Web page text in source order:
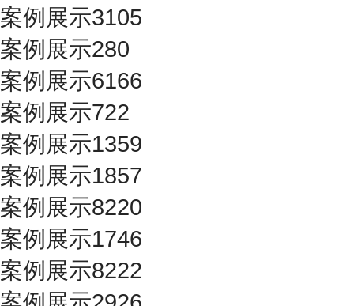
案例展示3105
案例展示280
案例展示6166
案例展示722
案例展示1359
案例展示1857
案例展示8220
案例展示1746
案例展示8222